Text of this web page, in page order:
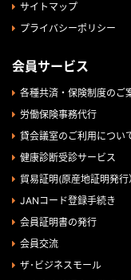
サイトマップ
プライバシーポリシー
会員サービス
各種共済・保険制度のご
労働保険事務代行
貸会議室のご利用につい
健康診断受診サービス
貿易証明(原産地証明発行
JANコード登録手続き
会員証明書の発行
会員交流
ザ･ビジネスモール